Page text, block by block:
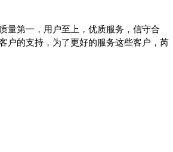
量第一，用户至上，优质服务，信守合
户的支持，为了更好的服务这些客户，芮